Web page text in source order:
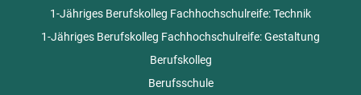
1-Jähriges Berufskolleg Fachhochschulreife: Technik
1-Jähriges Berufskolleg Fachhochschulreife: Gestaltung
Berufskolleg
Berufsschule